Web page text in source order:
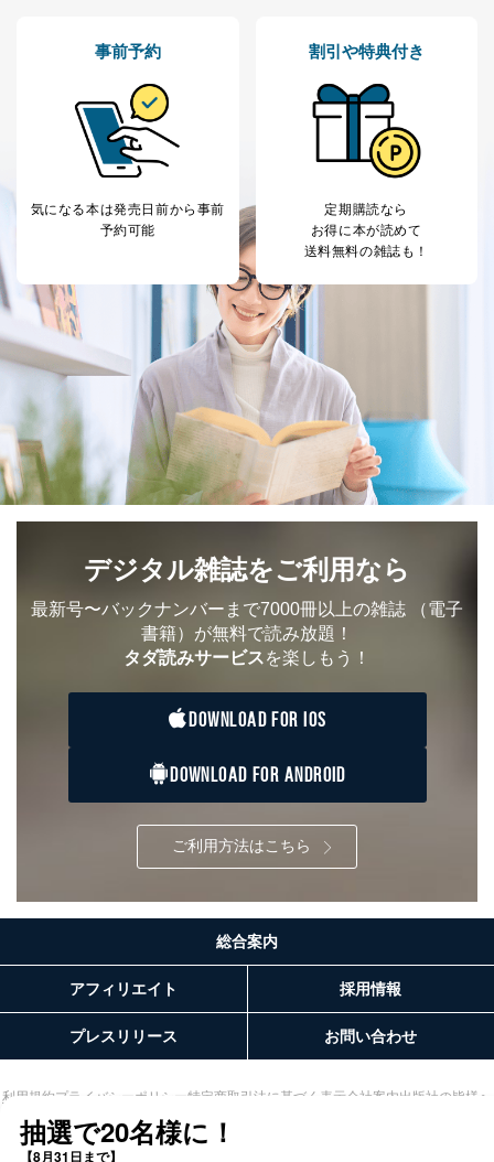
事前予約
気になる本は発売日前から事前
予約可能
割引や特典付き
定期購読なら
お得に本が読めて
送料無料の雑誌も！
デジタル雑誌をご利用なら
最新号〜バックナンバーまで7000冊以上の雑誌 （電子
書籍）が無料で読み放題！
タダ読みサービスを楽しもう！
DOWNLOAD FOR IOS
DOWNLOAD FOR ANDROID
ご利用方法はこちら
総合案内
アフィリエイト 採用情報
プレスリリース お問い合わせ
利用規約プライバシーポリシー 特定商取引法に基づく表示会社案内出版社の皆様へ